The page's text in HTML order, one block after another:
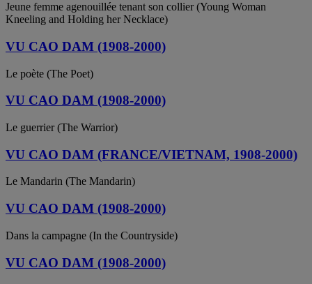
Jeune femme agenouillée tenant son collier (Young Woman
Kneeling and Holding her Necklace)
VU CAO DAM (1908-2000)
Le poète (The Poet)
VU CAO DAM (1908-2000)
Le guerrier (The Warrior)
VU CAO DAM (FRANCE/VIETNAM, 1908-2000)
Le Mandarin (The Mandarin)
VU CAO DAM (1908-2000)
Dans la campagne (In the Countryside)
VU CAO DAM (1908-2000)